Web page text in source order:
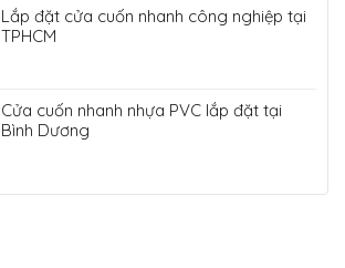
Lắp đặt cửa cuốn nhanh công nghiệp tại
TPHCM
Cửa cuốn nhanh nhựa PVC lắp đặt tại
Bình Dương